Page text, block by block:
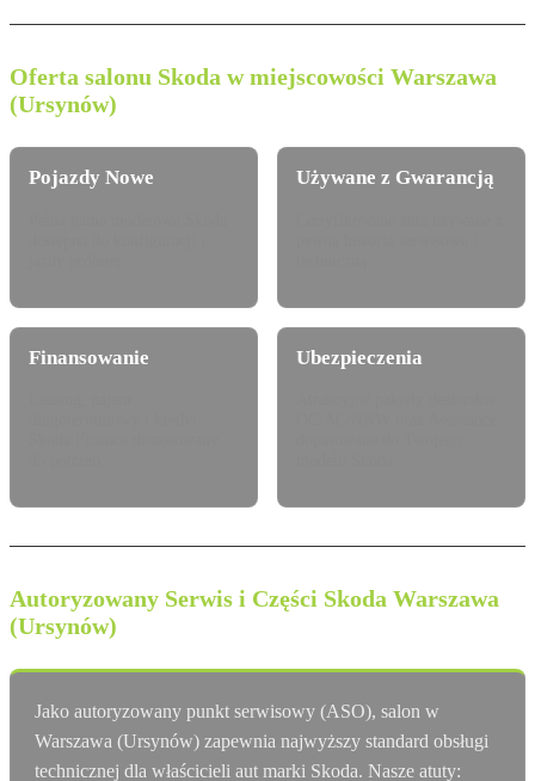
Oferta salonu Skoda w miejscowości Warszawa
(Ursynów)
Pojazdy Nowe Używane z Gwarancją
Finansowanie Ubezpieczenia
Autoryzowany Serwis i Części Skoda Warszawa
(Ursynów)
Jako autoryzowany punkt serwisowy (ASO), salon w
Warszawa (Ursynów) zapewnia najwyższy standard obsługi
technicznej dla właścicieli aut marki Skoda. Nasze atuty: